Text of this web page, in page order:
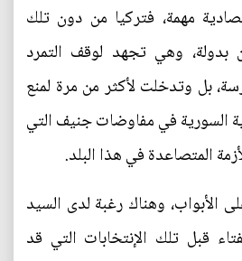
مهمة، فتركيا من دون تلك
بدولة، وهي تجهد لوقف التمرد
بل وتدخلت لأكثر من مرة لمنع
السورية في مفاوضات جنيف التي
المتصاعدة في هذا البلد.
الأبواب، وهناك رغبة لدى السيد
قبل تلك الإنتخابات التي قد